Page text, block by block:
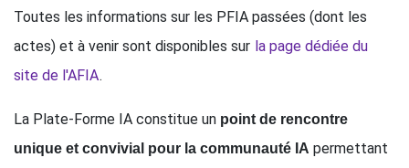
Toutes les informations sur les PFIA passées (dont les
actes) et à venir sont disponibles sur la page dédiée du
site de l'AFIA.
La Plate-Forme IA constitue un point de rencontre
unique et convivial pour la communauté IA permettant